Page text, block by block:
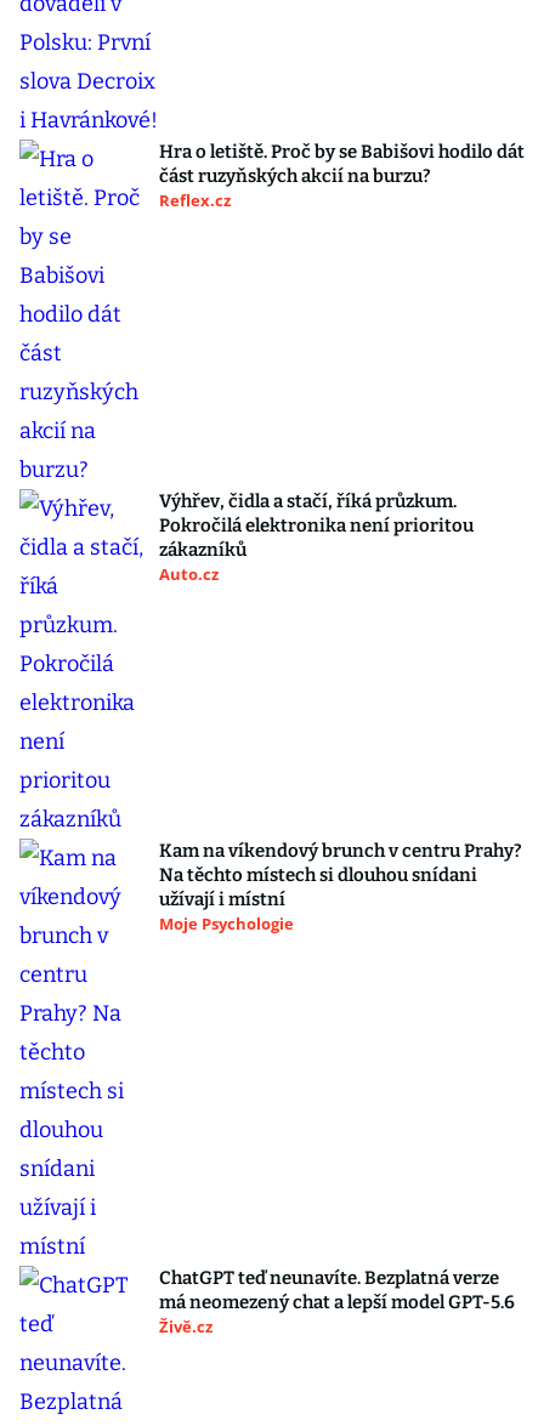
Hra o letiště. Proč by se Babišovi hodilo dát
část ruzyňských akcií na burzu?
Reflex.cz
Výhřev, čidla a stačí, říká průzkum.
Pokročilá elektronika není prioritou
zákazníků
Auto.cz
Kam na víkendový brunch v centru Prahy?
Na těchto místech si dlouhou snídani
užívají i místní
Moje Psychologie
ChatGPT teď neunavíte. Bezplatná verze
má neomezený chat a lepší model GPT-5.6
Živě.cz